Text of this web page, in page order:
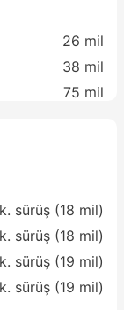
26 mil
38 mil
75 mil
sürüş (18 mil)
sürüş (18 mil)
sürüş (19 mil)
sürüş (19 mil)